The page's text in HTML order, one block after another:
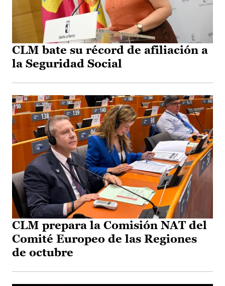
CLM bate su récord de afiliación a
la Seguridad Social
CLM prepara la Comisión NAT del
Comité Europeo de las Regiones
de octubre